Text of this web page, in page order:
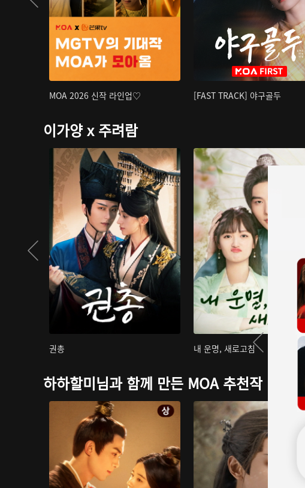
MOA 2026 신작 라인업♡ [FAST TRACK] 야구골두
이가양 x 주려람
권총 내 운명, 새로고침
하하할미님과 함께 만든 MOA 추천작